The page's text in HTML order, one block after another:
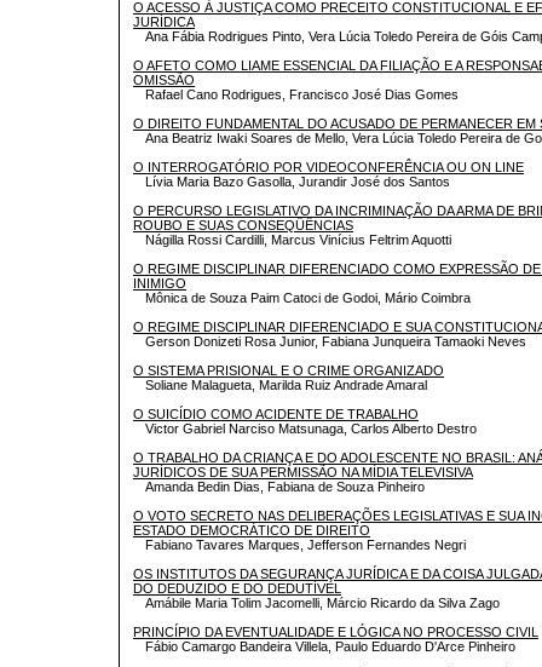
O ACESSO À JUSTIÇA COMO PRECEITO CONSTITUCIONAL E
JURÍDICA
Ana Fábia Rodrigues Pinto, Vera Lúcia Toledo Pereira de Góis
O AFETO COMO LIAME ESSENCIAL DA FILIAÇÃO E A
OMISSÃO
Rafael Cano Rodrigues, Francisco José Dias Gomes
O DIREITO FUNDAMENTAL DO ACUSADO DE PERMANECER EM
Ana Beatriz Iwaki Soares de Mello, Vera Lúcia Toledo Pereira de
O INTERROGATÓRIO POR VIDEOCONFERÊNCIA OU ON LINE
Lívia Maria Bazo Gasolla, Jurandir José dos Santos
O PERCURSO LEGISLATIVO DA INCRIMINAÇÃO DA ARMA DE
ROUBO E SUAS CONSEQÜÊNCIAS
Nágilla Rossi Cardilli, Marcus Vinícius Feltrim Aquotti
O REGIME DISCIPLINAR DIFERENCIADO COMO EXPRESSÃO
INIMIGO
Mônica de Souza Paim Catoci de Godoi, Mário Coimbra
O REGIME DISCIPLINAR DIFERENCIADO E SUA
Gerson Donizeti Rosa Junior, Fabiana Junqueira Tamaoki Neves
O SISTEMA PRISIONAL E O CRIME ORGANIZADO
Soliane Malagueta, Marilda Ruiz Andrade Amaral
O SUICÍDIO COMO ACIDENTE DE TRABALHO
Victor Gabriel Narciso Matsunaga, Carlos Alberto Destro
O TRABALHO DA CRIANÇA E DO ADOLESCENTE NO BRASIL:
JURÍDICOS DE SUA PERMISSÃO NA MÍDIA TELEVISIVA
Amanda Bedin Dias, Fabiana de Souza Pinheiro
O VOTO SECRETO NAS DELIBERAÇÕES LEGISLATIVAS E SUA
ESTADO DEMOCRÁTICO DE DIREITO
Fabiano Tavares Marques, Jefferson Fernandes Negri
OS INSTITUTOS DA SEGURANÇA JURÍDICA E DA COISA
DO DEDUZIDO E DO DEDUTÍVEL
Amábile Maria Tolim Jacomelli, Márcio Ricardo da Silva Zago
PRINCÍPIO DA EVENTUALIDADE E LÓGICA NO PROCESSO CIVIL
Fábio Camargo Bandeira Villela, Paulo Eduardo D'Arce Pinheiro